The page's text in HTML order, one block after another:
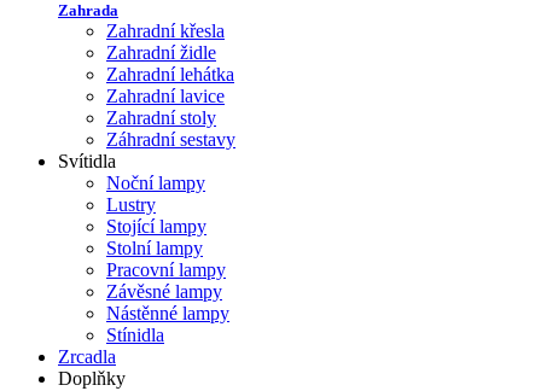
Zahrada
Zahradní křesla
Zahradní židle
Zahradní lehátka
Zahradní lavice
Zahradní stoly
Záhradní sestavy
Svítidla
Noční lampy
Lustry
Stojící lampy
Stolní lampy
Pracovní lampy
Závěsné lampy
Nástěnné lampy
Stínidla
Zrcadla
Doplňky